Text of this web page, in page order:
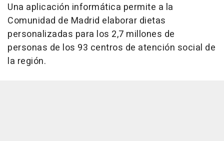
Una aplicación informática permite a la
Comunidad de Madrid elaborar dietas
personalizadas para los 2,7 millones de
personas de los 93 centros de atención social de
la región.